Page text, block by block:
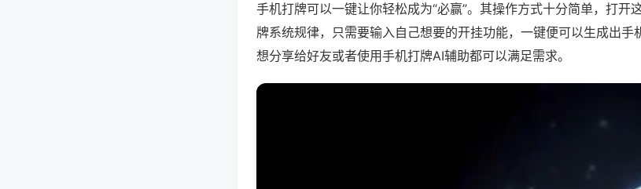
手机打牌可以一键让你轻松成为“必赢”。其操作方式十分简单，打开
牌系统规律，只需要输入自己想要的开挂功能，一键便可以生成出手
想分享给好友或者使用手机打牌AI辅助都可以满足需求。